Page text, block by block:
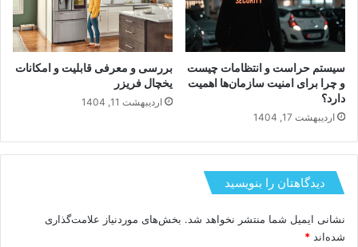
سیستم حراست و انتظامات چیست
و چرا برای امنیت سازمان‌ها اهمیت
دارد؟
اردیبهشت 17, 1404
بررسی و معرفی قابلیت و امکانات
یخچال فریزر
اردیبهشت 11, 1404
دیدگاهتان را بنویسید
نشانی ایمیل شما منتشر نخواهد شد. بخش‌های موردنیاز علامت‌گذاری
شده‌اند *